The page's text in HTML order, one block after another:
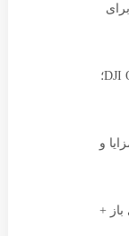
بررسی کامل دوربین DJI Osmo Action 6؛
و
+